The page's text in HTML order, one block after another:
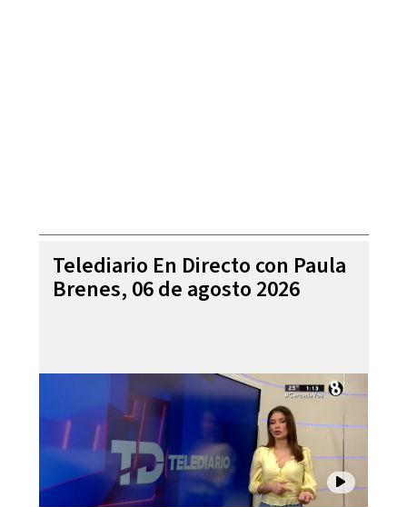
Telediario En Directo con Paula
Brenes, 06 de agosto 2026